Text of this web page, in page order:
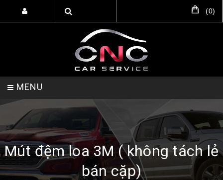
(0)
MENU
TRANG CHỦ DỊCH VỤ SẢN PHẨM
HỖ TRỢ SETUP GARA LIÊN HỆ
Mút đệm loa 3M ( không tách lẻ
bán cặp)